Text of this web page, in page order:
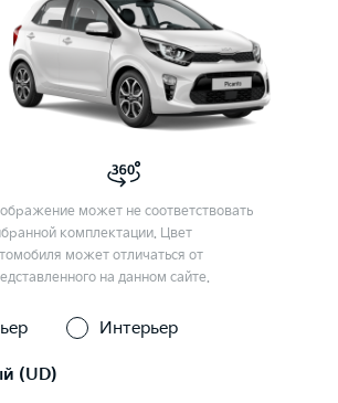
может не соответствовать
комплектации. Цвет
может отличаться от
на данном сайте.
Интерьер
(UD)